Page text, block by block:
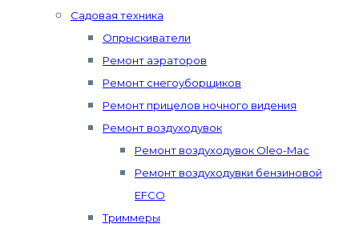
Садовая техника
Опрыскиватели
Ремонт аэраторов
Ремонт снегоуборщиков
Ремонт прицелов ночного видения
Ремонт воздуходувок
Ремонт воздуходувок Oleo-Mac
Ремонт воздуходувки бензиновой
EFCO
Триммеры